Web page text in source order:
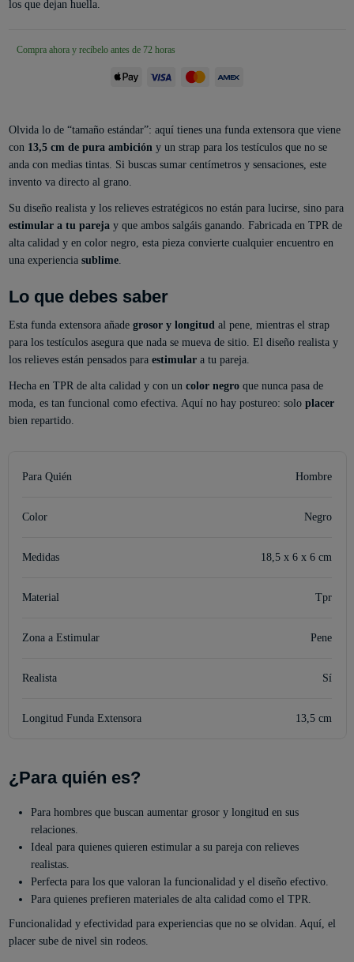
los que dejan huella.
Compra ahora y recíbelo antes de 72 horas
Olvida lo de “tamaño estándar”: aquí tienes una funda extensora que viene
con 13,5 cm de pura ambición y un strap para los testículos que no se
anda con medias tintas. Si buscas sumar centímetros y sensaciones, este
invento va directo al grano.
Su diseño realista y los relieves estratégicos no están para lucirse, sino para
estimular a tu pareja y que ambos salgáis ganando. Fabricada en TPR de
alta calidad y en color negro, esta pieza convierte cualquier encuentro en
una experiencia sublime.
Lo que debes saber
Esta funda extensora añade grosor y longitud al pene, mientras el strap
para los testículos asegura que nada se mueva de sitio. El diseño realista y
los relieves están pensados para estimulara tu pareja.
Hecha en TPR de alta calidad y con un color negroque nunca pasa de
moda, es tan funcional como efectiva. Aquí no hay postureo: solo placer
bien repartido.
Para Quién Hombre
Color Negro
Medidas 18,5 x 6 x 6 cm
Material Tpr
Zona a Estimular Pene
Realista Sí
Longitud Funda Extensora 13,5 cm
¿Para quién es?
Para hombres que buscan aumentar grosor y longitud en sus
relaciones.
Ideal para quienes quieren estimular a su pareja con relieves
realistas.
Perfecta para los que valoran la funcionalidad y el diseño efectivo.
Para quienes prefieren materiales de alta calidad como el TPR.
Funcionalidad y efectividad para experiencias que no se olvidan. Aquí, el
placer sube de nivel sin rodeos.